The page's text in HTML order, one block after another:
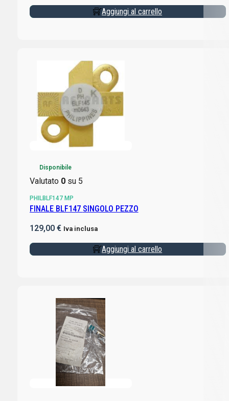
Aggiungi al carrello
Disponibile
Valutato 0su 5
PHILBLF147 MP
FINALE BLF147 SINGOLO PEZZO
129,00 € Iva inclusa
Aggiungi al carrello